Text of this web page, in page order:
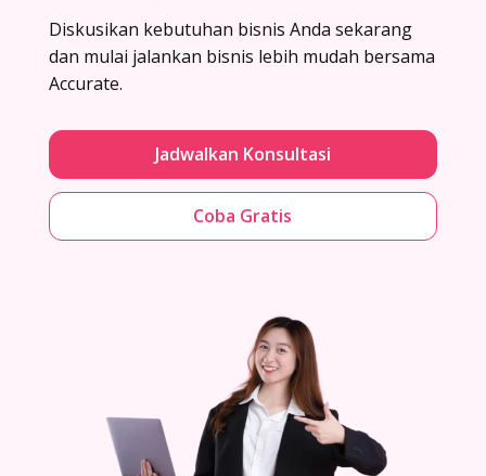
Diskusikan kebutuhan bisnis Anda sekarang
dan mulai jalankan bisnis lebih mudah bersama
Accurate.
Jadwalkan Konsultasi
Coba Gratis